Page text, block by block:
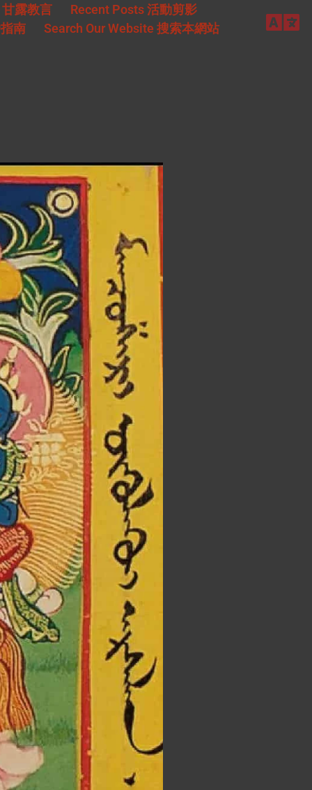
甘露教言 Recent Posts活動剪影
南 Search Our Website 搜索本網站